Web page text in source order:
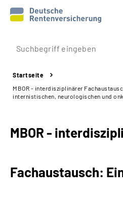
Prävention
Reha
Beratung & Kontakt
Experten
Startseite
MBOR - interdisziplinärer
internistischen, neurologischen und
MBOR -
Fachaustausch: